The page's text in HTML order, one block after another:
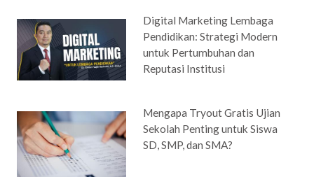
Digital Marketing Lembaga
Pendidikan: Strategi Modern
untuk Pertumbuhan dan
Reputasi Institusi
Mengapa Tryout Gratis Ujian
Sekolah Penting untuk Siswa
SD, SMP, dan SMA?